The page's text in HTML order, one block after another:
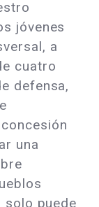
jóvenes
a
cuatro
defensa,
una
solo puede